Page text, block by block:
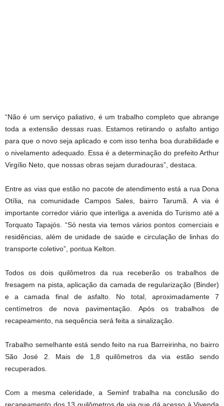
“Não é um serviço paliativo, é um trabalho completo que abrange
toda a extensão dessas ruas. Estamos retirando o asfalto antigo
para que o novo seja aplicado e com isso tenha boa durabilidade e
o nivelamento adequado. Essa é a determinação do prefeito Arthur
Virgílio Neto, que nossas obras sejam duradouras”, destaca.
Entre as vias que estão no pacote de atendimento está a rua Dona
Otília, na comunidade Campos Sales, bairro Tarumã. A via é
importante corredor viário que interliga a avenida do Turismo até a
Torquato Tapajós. “Só nesta via temos vários pontos comerciais e
residências, além de unidade de saúde e circulação de linhas do
transporte coletivo”, pontua Kelton.
Todos os dois quilômetros da rua receberão os trabalhos de
fresagem na pista, aplicação da camada de regularização (Binder)
e a camada final de asfalto. No total, aproximadamente 7
centímetros de nova pavimentação. Após os trabalhos de
recapeamento, na sequência será feita a sinalização.
Trabalho semelhante está sendo feito na rua Barreirinha, no bairro
São José 2. Mais de 1,8 quilômetros da via estão sendo
recuperados.
Com a mesma celeridade, a Seminf trabalha na conclusão do